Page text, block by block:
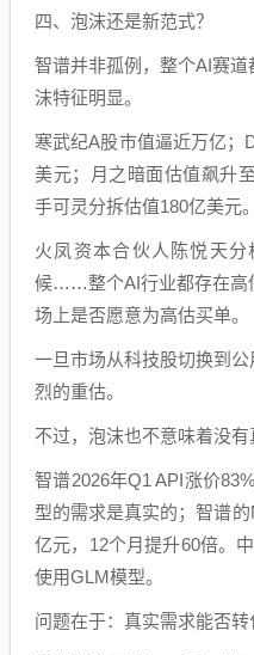
四、泡沫还是新范式？
智谱并非孤例，整个AI赛
沫特征明显。
寒武纪A股市值逼近万亿；
美元；月之暗面估值飙升
手可灵分拆估值180亿美元。
火凤资本合伙人陈悦天
候……整个AI行业都存在高
场上是否愿意为高估买单。
一旦市场从科技股切换到
烈的重估。
不过，泡沫也不意味着没有
智谱2026年Q1 API涨价
型的需求是真实的；智谱
亿元，12个月提升60倍。
使用GLM模型。
问题在于：真实需求能否转